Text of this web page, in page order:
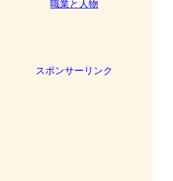
職業と人物
スポンサーリンク